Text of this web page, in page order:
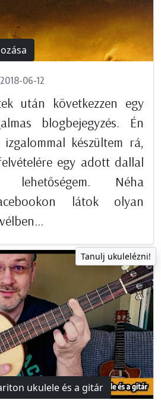
2018-06-12
után következzen egy
blogbejegyzés. Én
készültem rá,
egy adott dallal
Néha
látok olyan
Tanulj ukulelézni!
ukulele és a gitár